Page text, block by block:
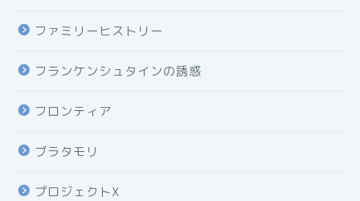
ファミリーヒストリー
フランケンシュタインの誘惑
フロンティア
ブラタモリ
プロジェクトX